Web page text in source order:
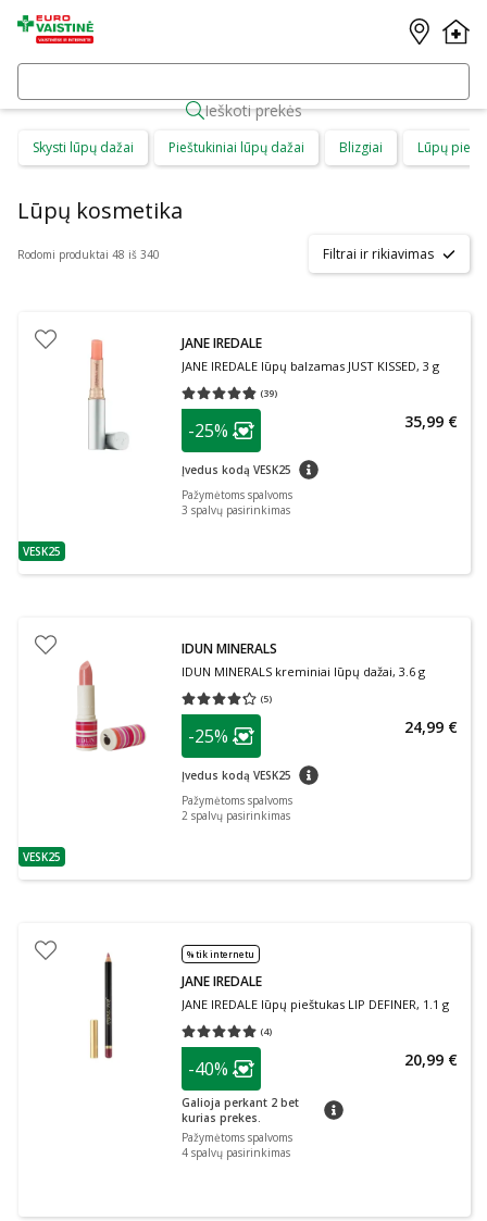
Ieškoti prekės
Skysti lūpų dažai Pieštukiniai lūpų dažai Blizgiai Lūpų
Lūpų kosmetika
Rodomi produktai 48 iš 340 Filtrai ir rikiavimas
patarimas
VESK25
JANE IREDALE
JANE IREDALE lūpų balzamas JUST KISSED, 3 g
(39)
Vidutinis įvertinimas 4.79
patarimas
Lojalumo klubo narių nuolaida
-25%
Įvedus kodą VESK25 patarimas
35,99 €
Pažymėtoms spalvoms
3 spalvų pasirinkimas
patarimas
VESK25
IDUN MINERALS
IDUN MINERALS kreminiai lūpų dažai, 3.6 g
(5)
Vidutinis įvertinimas 4.20
patarimas
Lojalumo klubo narių nuolaida
-25%
Įvedus kodą VESK25 patarimas
24,99 €
Pažymėtoms spalvoms
2 spalvų pasirinkimas
% tik internetu
JANE IREDALE
JANE IREDALE lūpų pieštukas LIP DEFINER, 1.1 g
(4)
Vidutinis įvertinimas 5.00
patarimas
Lojalumo klubo narių nuolaida
-40%
Galioja perkant 2 bet
kurias prekes.
patarimas
20,99 €
Pažymėtoms spalvoms
4 spalvų pasirinkimas